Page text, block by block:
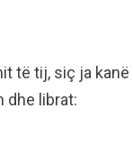
të tij, siç ja
dhe librat: